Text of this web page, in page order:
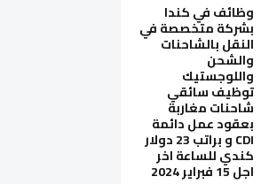
وظائف في كندا
بشركة متخصصة في
النقل بالشاحنات
والشحن
واللوجستيك
توظيف سائقي
شاحنات مغاربة
بعقود عمل دائمة
CDI و براتب 23 دولار
كندي للساعة اخر
اجل 15 فبراير 2024